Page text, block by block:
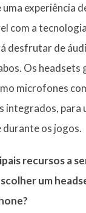
experiência
com a
desfrutar de
Os
microfones
integrados, para
durante os jogos.
recursos a
um